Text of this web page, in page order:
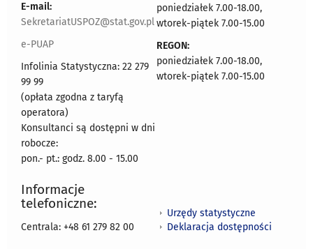
E-mail:
SekretariatUSPOZ@stat.gov.pl
e-PUAP
Infolinia Statystyczna: 22 279
99 99
(opłata zgodna z taryfą
operatora)
Konsultanci są dostępni w dni
robocze:
pon.- pt.: godz. 8.00 - 15.00
poniedziałek 7.00-18.00,
wtorek-piątek 7.00-15.00
REGON:
poniedziałek 7.00-18.00,
wtorek-piątek 7.00-15.00
Informacje
telefoniczne:
Centrala: +48 61 279 82 00
Urzędy statystyczne
Deklaracja dostępności